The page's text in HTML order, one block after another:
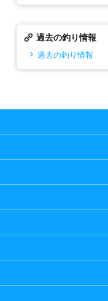
過去の釣り情報
過去の釣り情報